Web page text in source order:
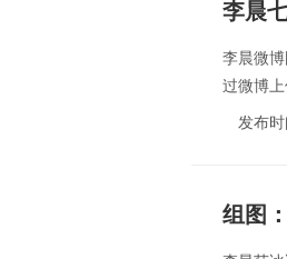
李晨
李晨微
过微博
发布
组图